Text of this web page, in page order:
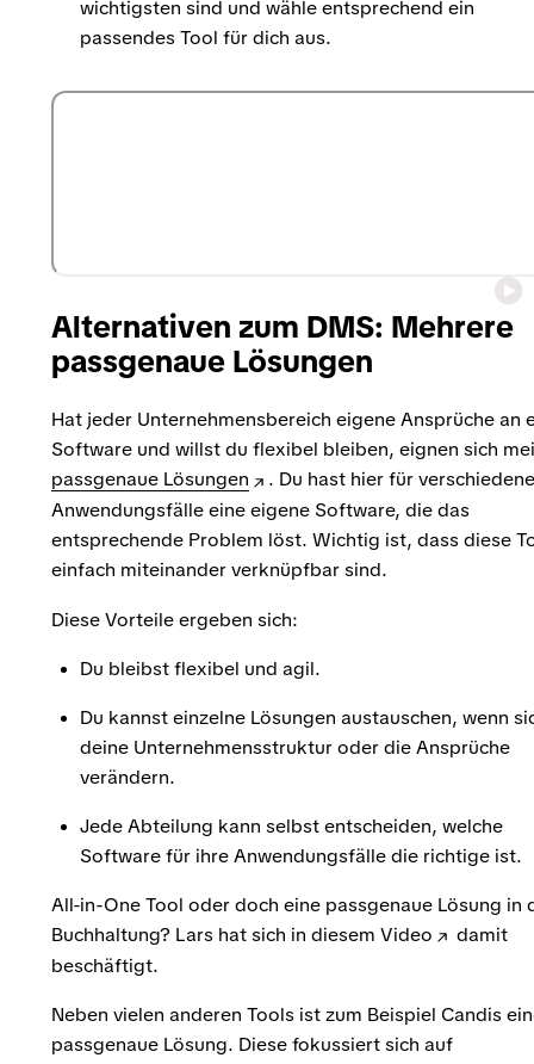
passendes Tool für dich aus.
Alternativen zum DMS: Mehrere
passgenaue Lösungen
Hat jeder Unternehmensbereich eigene Ansprüche an
Software und willst du flexibel bleiben, eignen sich
passgenaue Lösungen
. Du hast hier für verschiedene
Anwendungsfälle eine eigene Software, die das
entsprechende Problem löst. Wichtig ist, dass diese
einfach miteinander verknüpfbar sind.
Diese Vorteile ergeben sich:
Du bleibst flexibel und agil.
Du kannst einzelne Lösungen austauschen, wenn
deine Unternehmensstruktur oder die Ansprüche
verändern.
Jede Abteilung kann selbst entscheiden, welche
Software für ihre Anwendungsfälle die richtige ist.
All-in-One Tool oder doch eine passgenaue Lösung in
Buchhaltung? Lars hat sich in diesem Video
damit
beschäftigt.
Neben vielen anderen Tools ist zum Beispiel Candis
passgenaue Lösung. Diese fokussiert sich auf